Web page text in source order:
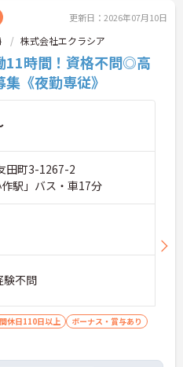
更新日：2026年07月10日
株式会社エクラシア
11時間！資格不問◎高
《夜勤専従》
田町3-1267-2
駅」バス・車17分
不問
休日110日以上
ボーナス・賞与あり